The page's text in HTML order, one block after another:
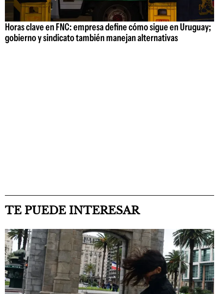
Horas clave en FNC: empresa define cómo sigue en Uruguay;
gobierno y sindicato también manejan alternativas
TE PUEDE INTERESAR